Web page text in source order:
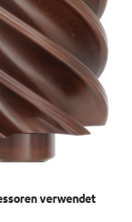
verwendet